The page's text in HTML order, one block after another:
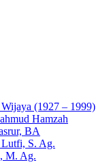
(1927 – 1999)
Hamzah
BA
S. Ag.
M. Ag.